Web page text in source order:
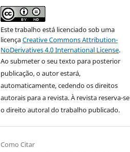
Este trabalho está licenciado sob uma
licençaCreative Commons Attribution-
NoDerivatives 4.0 International License.
Ao submeter o seu texto para posterior
publicação, o autor estará,
automaticamente, cedendo os direitos
autorais para a revista. À revista reserva-se
o direito autoral do trabalho publicado.
Como Citar